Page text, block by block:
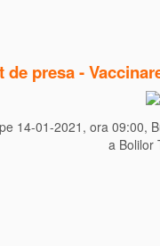
de presa -
14-01-2021, ora
a Bolilor